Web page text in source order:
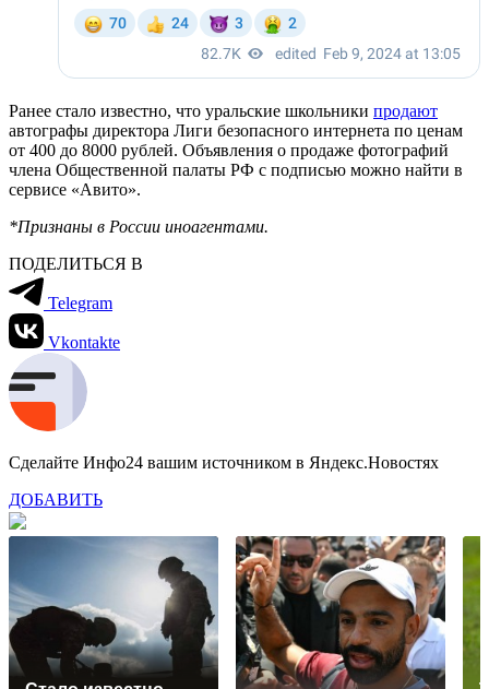
Ранее стало известно, что уральские школьники продают
автографы директора Лиги безопасного интернета по ценам
от 400 до 8000 рублей. Объявления о продаже фотографий
члена Общественной палаты РФ с подписью можно найти в
сервисе «Авито».
*Признаны в России иноагентами.
ПОДЕЛИТЬСЯ В
Telegram
Vkontakte
Сделайте Инфо24 вашим источником в Яндекс.Новостях
ДОБАВИТЬ